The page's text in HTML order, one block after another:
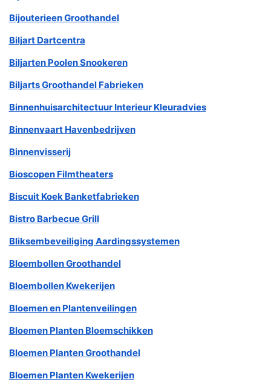
Bijouterieen Groothandel
Biljart Dartcentra
Biljarten Poolen Snookeren
Biljarts Groothandel Fabrieken
Binnenhuisarchitectuur Interieur Kleuradvies
Binnenvaart Havenbedrijven
Binnenvisserij
Bioscopen Filmtheaters
Biscuit Koek Banketfabrieken
Bistro Barbecue Grill
Bliksembeveiliging Aardingssystemen
Bloembollen Groothandel
Bloembollen Kwekerijen
Bloemen en Plantenveilingen
Bloemen Planten Bloemschikken
Bloemen Planten Groothandel
Bloemen Planten Kwekerijen